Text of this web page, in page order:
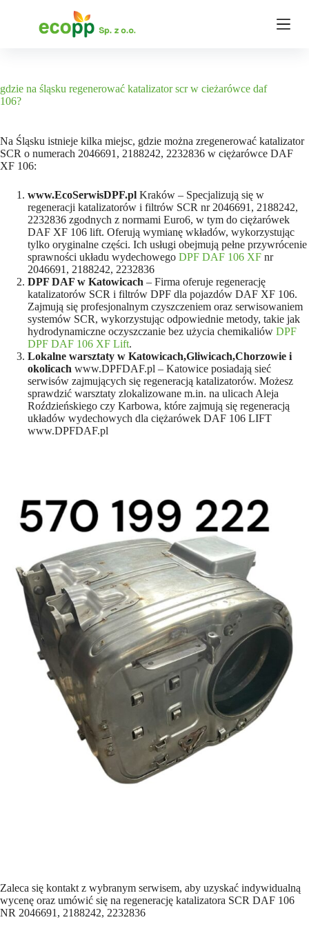
ź
d
r
e
ś
gdzie na śląsku regenerować katalizator scr w cieżarówce daf
106?
Na Śląsku istnieje kilka miejsc, gdzie można zregenerować katalizator
SCR o numerach 2046691, 2188242, 2232836 w ciężarówce DAF
XF 106:
www.EcoSerwisDPF.pl Kraków – Specjalizują się w
regeneracji katalizatorów i filtrów SCR nr 2046691, 2188242,
2232836 zgodnych z normami Euro6, w tym do ciężarówek
DAF XF 106 lift. Oferują wymianę wkładów, wykorzystując
tylko oryginalne części. Ich usługi obejmują pełne przywrócenie
sprawności układu wydechowego ​ DPF DAF 106 XF nr
2046691, 2188242, 2232836
DPF DAF w Katowicach – Firma oferuje regenerację
katalizatorów SCR i filtrów DPF dla pojazdów DAF XF 106.
Zajmują się profesjonalnym czyszczeniem oraz serwisowaniem
systemów SCR, wykorzystując odpowiednie metody, takie jak
hydrodynamiczne oczyszczanie bez użycia chemikaliów​ DPF
DPF DAF 106 XF Lift.
Lokalne warsztaty w Katowicach,Gliwicach,Chorzowie i
okolicach www.DPFDAF.pl – Katowice posiadają sieć
serwisów zajmujących się regeneracją katalizatorów. Możesz
sprawdzić warsztaty zlokalizowane m.in. na ulicach Aleja
Roździeńskiego czy Karbowa, które zajmują się regeneracją
układów wydechowych dla ciężarówek​ DAF 106 LIFT
www.DPFDAF.pl
Zaleca się kontakt z wybranym serwisem, aby uzyskać indywidualną
wycenę oraz umówić się na regenerację katalizatora SCR DAF 106
NR 2046691, 2188242, 2232836